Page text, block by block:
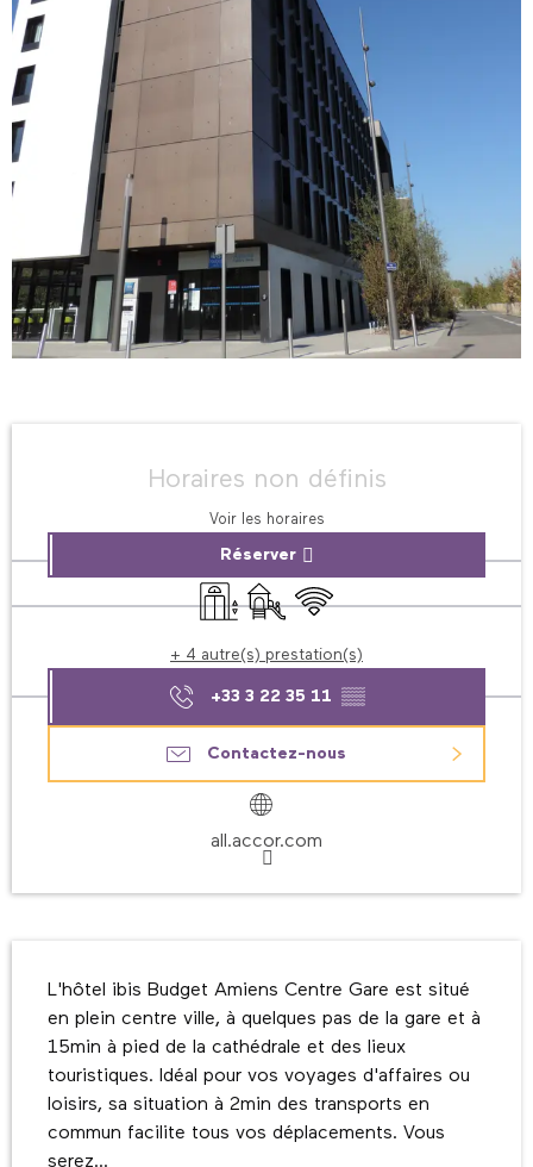
Horaires non définis
Voir les horaires
Réserver
AscenseurJeux pour enfants / Espace jeux
WiFi
+ 4 autre(s) prestation(s)
+33 3 22 35 11 ▒▒
Contactez-nous
all.accor.com
L'hôtel ibis Budget Amiens Centre Gare est situé
en plein centre ville, à quelques pas de la gare et à
15min à pied de la cathédrale et des lieux
touristiques. Idéal pour vos voyages d'affaires ou
loisirs, sa situation à 2min des transports en
commun facilite tous vos déplacements. Vous
serez...